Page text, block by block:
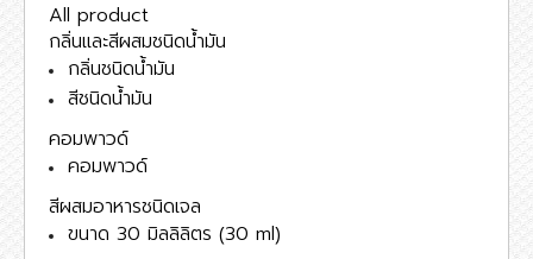
All product
กลิ่นและสีผสมชนิดน้ำมัน
กลิ่นชนิดน้ำมัน
สีชนิดน้ำมัน
คอมพาวด์
คอมพาวด์
สีผสมอาหารชนิดเจล
ขนาด 30 มิลลิลิตร (30 ml)